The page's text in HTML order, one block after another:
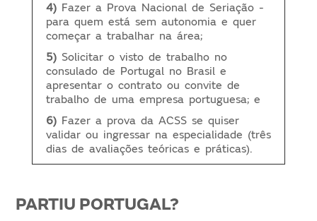
4) Fazer a Prova Nacional de Seriação -
para quem está sem autonomia e quer
começar a trabalhar na área;
5) Solicitar o visto de trabalho no
consulado de Portugal no Brasil e
apresentar o contrato ou convite de
trabalho de uma empresa portuguesa; e
6) Fazer a prova da ACSS se quiser
validar ou ingressar na especialidade (três
dias de avaliações teóricas e práticas).
PARTIU PORTUGAL?